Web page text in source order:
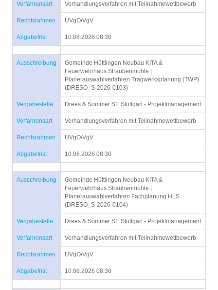
Verfahrensart Verhandlungsverfahren mit Teilnahmewettbewerb
Rechtsrahmen UVgO/VgV
Abgabefrist 10.08.2026 08:30
Ausschreibung
Gemeinde Hüttlingen Neubau KITA &
Feuerwehrhaus Straubenmühle |
Planerauswahlverfahren Tragwerksplanung (TWP)
(DRESO_S-2026-0103)
Vergabestelle Drees & Sommer SE Stuttgart - Projektmanagement
Verfahrensart Verhandlungsverfahren mit Teilnahmewettbewerb
Rechtsrahmen UVgO/VgV
Abgabefrist 10.08.2026 08:30
Ausschreibung
Gemeinde Hüttlingen Neubau KITA &
Feuerwehrhaus Straubenmühle |
Planerauswahlverfahren Fachplanung HLS
(DRESO_S-2026-0104)
Vergabestelle Drees & Sommer SE Stuttgart - Projektmanagement
Verfahrensart Verhandlungsverfahren mit Teilnahmewettbewerb
Rechtsrahmen UVgO/VgV
Abgabefrist 10.08.2026 08:30